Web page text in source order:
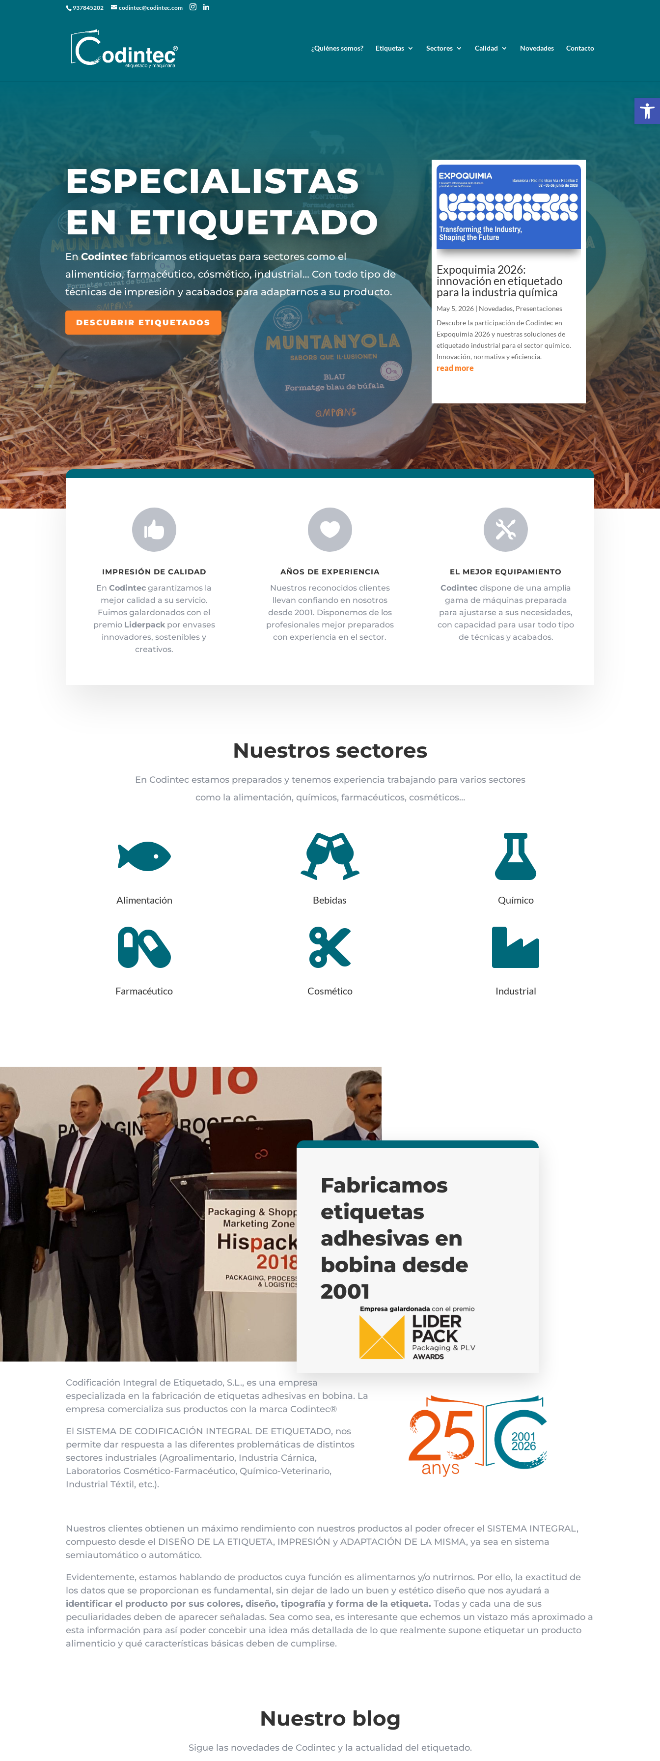
937845202 codintec@codintec.com
¿Quiénes somos? Etiquetas Sectores Calidad Novedades Contacto
ESPECIALISTAS
EN ETIQUETADO
EnCodintecfabricamos etiquetas para sectores como el
alimenticio, farmacéutico, cósmético, industrial… Con todo tipo de
técnicas de impresión y acabados para adaptarnos a su producto.
DESCUBRIR ETIQUETADOS
Expoquimia 2026:
innovación en etiquetado
para la industria química
May 5, 2026| Novedades, Presentaciones
Descubre la participación de Codintec en
Expoquimia 2026 y nuestras soluciones de
etiquetado industrial para el sector químico.
Innovación, normativa y eficiencia.
read more

IMPRESIÓN DE CALIDAD
EnCodintec garantizamos la
mejor calidad a su servicio.
Fuimos galardonados con el
premio Liderpackpor envases
innovadores, sostenibles y
creativos.

AÑOS DE EXPERIENCIA
Nuestros reconocidos clientes
llevan confiando en nosotros
desde 2001. Disponemos de los
profesionales mejor preparados
con experiencia en el sector.

EL MEJOR EQUIPAMIENTO
Codintecdispone de una amplia
gama de máquinas preparada
para ajustarse a sus necesidades,
con capacidad para usar todo tipo
de técnicas y acabados.
Nuestros sectores
En Codintec estamos preparados y tenemos experiencia trabajando para varios sectores
como la alimentación, químicos, farmacéuticos, cosméticos…

Alimentación

Farmacéutico

Bebidas

Cosmético

Químico

Industrial
Fabricamos
etiquetas
adhesivas en
bobina desde
2001
Codificación Integral de Etiquetado, S.L., es una empresa
especializada en la fabricación de etiquetas adhesivas en bobina. La
empresa comercializa sus productos con la marca Codintec®
El SISTEMA DE CODIFICACIÓN INTEGRAL DE ETIQUETADO, nos
permite dar respuesta a las diferentes problemáticas de distintos
sectores industriales (Agroalimentario, Industria Cárnica,
Laboratorios Cosmético-Farmacéutico, Químico-Veterinario,
Industrial Téxtil, etc.).
Nuestros clientes obtienen un máximo rendimiento con nuestros productos al poder ofrecer el SISTEMA INTEGRAL,
compuesto desde el DISEÑO DE LA ETIQUETA, IMPRESIÓN y ADAPTACIÓN DE LA MISMA, ya sea en sistema
semiautomático o automático.
Evidentemente, estamos hablando de productos cuya función es alimentarnos y/o nutrirnos. Por ello, la exactitud de
los datos que se proporcionan es fundamental, sin dejar de lado un buen y estético diseño que nos ayudará a
identificar el producto por sus colores, diseño, tipografía y forma de la etiqueta. Todas y cada una de sus
peculiaridades deben de aparecer señaladas. Sea como sea, es interesante que echemos un vistazo más aproximado a
esta información para así poder concebir una idea más detallada de lo que realmente supone etiquetar un producto
alimenticio y qué características básicas deben de cumplirse.
Nuestro blog
Sigue las novedades de Codintec y la actualidad del etiquetado.